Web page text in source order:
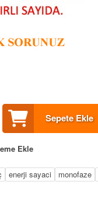
Sepete Ekle
Ekle
enerji sayaci monofaze